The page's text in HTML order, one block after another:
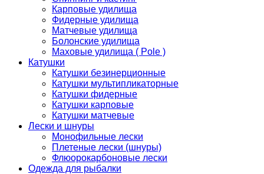
Карповые удилища
Фидерные удилища
Матчевые удилища
Болонские удилища
Маховые удилища ( Pole )
Катушки
Катушки безинерционные
Катушки мультипликаторные
Катушки фидерные
Катушки карповые
Катушки матчевые
Лески и шнуры
Монофильные лески
Плетеные лески (шнуры)
Флюорокарбоновые лески
Одежда для рыбалки